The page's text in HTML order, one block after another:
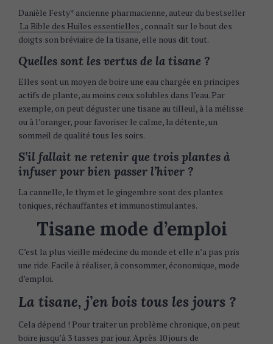
Danièle Festy* ancienne pharmacienne, auteur du bestseller
La Bible des Huiles essentielles , connaît sur le bout des
doigts son bréviaire de la tisane, elle nous dit tout.
Quelles sont les vertus de la tisane ?
Elles sont un moyen de boire une eau chargée en principes
actifs de plante, au moins ceux solubles dans l’eau. Par
exemple, on peut déguster une tisane au tilleul, à la mélisse
ou à l’oranger, pour favoriser le calme, la détente, un
sommeil de qualité tous les soirs.
S’il fallait ne retenir que trois plantes à
infuser pour bien passer l’hiver ?
La cannelle, le thym et le gingembre sont des plantes
toniques, réchauffantes et immunostimulantes.
Tisane mode d’emploi
C’est la plus vieille médecine du monde et elle n’a pas pris
une ride. Facile à réaliser, à consommer, économique, mode
d’emploi.
La tisane, j’en bois tous les jours ?
Cela dépend ! Pour traiter un problème chronique, on peut
boire jusqu’à 3 tasses par jour. Après 10 jours de